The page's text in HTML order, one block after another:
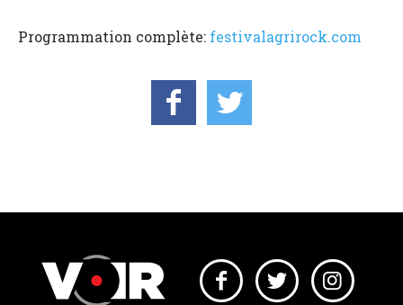
Programmation complète: festivalagrirock.com